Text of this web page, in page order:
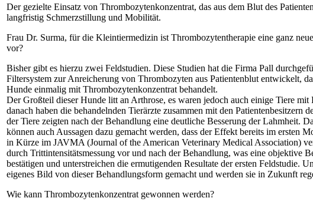
Der gezielte Einsatz von Thrombozytenkonzentrat, das aus dem Blut des
langfristig Schmerzstillung und Mobilität.
Frau Dr. Surma, für die Kleintiermedizin ist Thrombozytentherapie eine ganz
vor?
Bisher gibt es hierzu zwei Feldstudien. Diese Studien hat die Firma Pall
Filtersystem zur Anreicherung von Thrombozyten aus Patientenblut entwickelt,
Hunde einmalig mit Thrombozytenkonzentrat behandelt.
Der Großteil dieser Hunde litt an Arthrose, es waren jedoch auch einige Tiere
danach haben die behandelnden Tierärzte zusammen mit den
der Tiere zeigten nach der Behandlung eine deutliche Besserung der Lahmheit.
können auch Aussagen dazu gemacht werden, dass der Effekt bereits im
in Kürze im JAVMA (Journal of the American Veterinary Medical Association)
durch Trittintensitätsmessung vor und nach der Behandlung, was eine objektive
bestätigen und unterstreichen die ermutigenden Resultate der ersten Feldstudie.
eigenes Bild von dieser Behandlungsform gemacht und werden sie in Zukunft
Wie kann Thrombozytenkonzentrat gewonnen werden?